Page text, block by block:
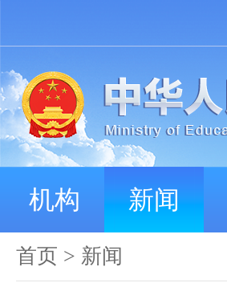
机构 新闻
首页 > 新闻